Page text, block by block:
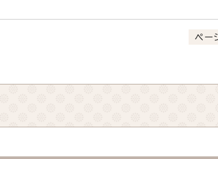
ペー